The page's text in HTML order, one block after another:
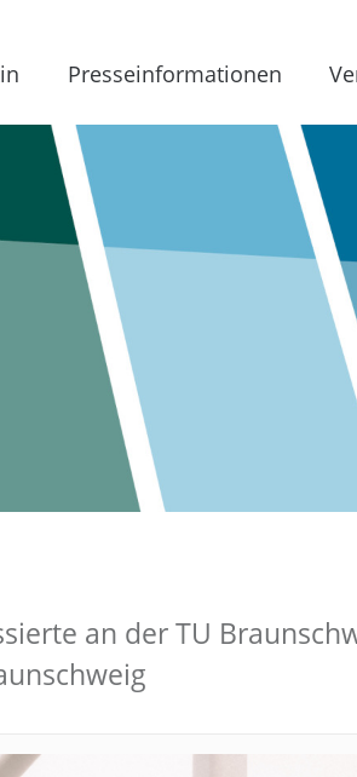
Presseinformationen
an der TU